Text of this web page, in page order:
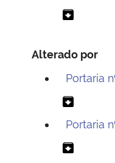
archive
Alterado por
Portaria
archive
Portaria
archive